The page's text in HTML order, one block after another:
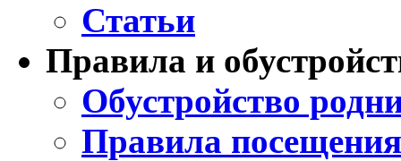
Статьи
Правила и
Обустройство
Правила